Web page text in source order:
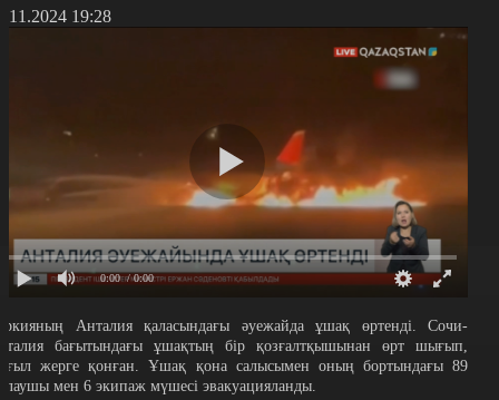
19:28
0:00 / 0:00
Анталия қаласындағы әуежайда ұшақ өртенді. Сочи-
бағытындағы ұшақтың бір қозғалтқышынан өрт шығып,
жерге қонған. Ұшақ қона салысымен оның бортындағы 89
мен 6 экипаж мүшесі эвакуацияланды.